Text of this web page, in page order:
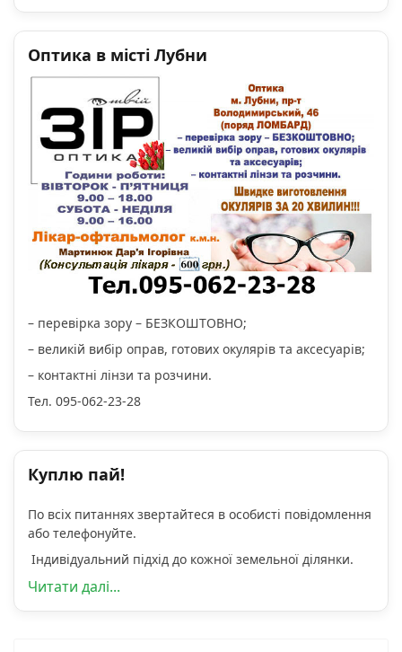
Оптика в місті Лубни
– перевірка зору – БЕЗКОШТОВНО;
– великій вибір оправ, готових окулярів та аксесуарів;
– контактні лінзи та розчини.
Тел. 095-062-23-28
Куплю пай!
По всіх питаннях звертайтеся в особисті повідомлення
або телефонуйте.
Індивідуальний підхід до кожної земельної ділянки.
Читати далі...